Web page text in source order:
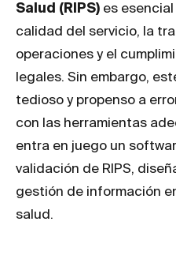
Salud (RIPS) es
calidad del servicio, la
operaciones y el
legales. Sin embargo,
tedioso y propenso a
con las herramientas
entra en juego un
validación de RIPS,
gestión de información
salud.